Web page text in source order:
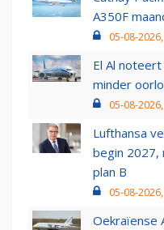
A350F
05-08-
El Al
minder
05-08-
Lufthansa
begin 2027,
plan B
05-08-
Oekraïense